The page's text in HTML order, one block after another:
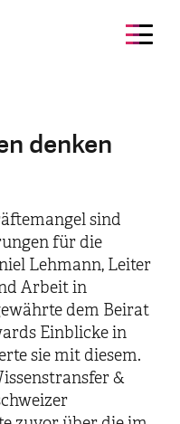
denken
sind
für die
Lehmann, Leiter
Arbeit in
dem Beirat
Einblicke in
sie mit diesem.
&